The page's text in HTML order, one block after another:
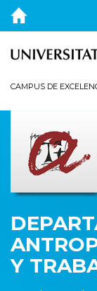
EL DEPARTAMENTO
INVESTIGACIÓN
PUBLICACIONES
TRANSFERENCIA
CAMPUS DE
Y